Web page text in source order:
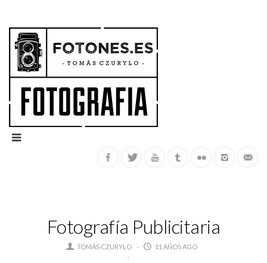
Fotografía Publicitaria
TOMÁS CZURYLO 11 AÑOS AGO